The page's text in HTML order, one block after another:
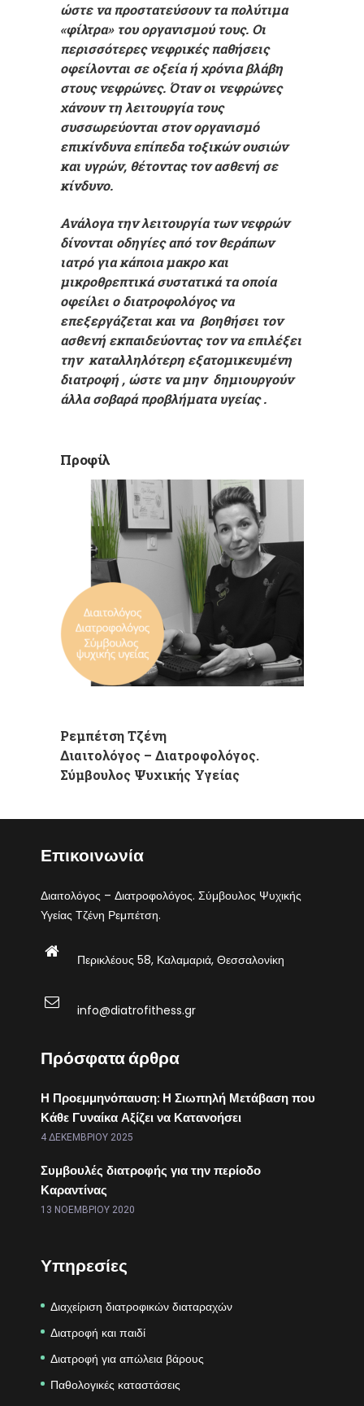
ώστε να προστατεύσουν τα πολύτιμα
«φίλτρα» του οργανισμού τους. Οι
περισσότερες νεφρικές παθήσεις
οφείλονται σε οξεία ή χρόνια βλάβη
στους νεφρώνες. Όταν οι νεφρώνες
χάνουν τη λειτουργία τους
συσσωρεύονται στον οργανισμό
επικίνδυνα επίπεδα τοξικών ουσιών
και υγρών, θέτοντας τον ασθενή σε
κίνδυνο.
Ανάλογα την λειτουργία των νεφρών
δίνονται οδηγίες από τον θεράπων
ιατρό για κάποια μακρο και
μικροθρεπτικά συστατικά τα οποία
οφείλει ο διατροφολόγος να
επεξεργάζεται και να βοηθήσει τον
ασθενή εκπαιδεύοντας τον να επιλέξει
την καταλληλότερη εξατομικευμένη
διατροφή , ώστε να μην δημιουργούν
άλλα σοβαρά προβλήματα υγείας .
Προφίλ
Ρεμπέτση Τζένη
Διαιτολόγος – Διατροφολόγος.
Σύμβουλος Ψυχικής Υγείας
Επικοινωνία
Διαιτολόγος – Διατροφολόγος. Σύμβουλος Ψυχικής
Υγείας Τζένη Ρεμπέτση.
Περικλέους 58, Καλαμαριά, Θεσσαλονίκη
info@diatrofithess.gr
Πρόσφατα άρθρα
Η Προεμμηνόπαυση: Η Σιωπηλή Μετάβαση που
Κάθε Γυναίκα Αξίζει να Κατανοήσει
4 ΔΕΚΕΜΒΡΊΟΥ 2025
Συμβουλές διατροφής για την περίοδο
Καραντίνας
13 ΝΟΕΜΒΡΊΟΥ 2020
Υπηρεσίες
Διαχείριση διατροφικών διαταραχών
Διατροφή και παιδί
Διατροφή για απώλεια βάρους
Παθολογικές καταστάσεις